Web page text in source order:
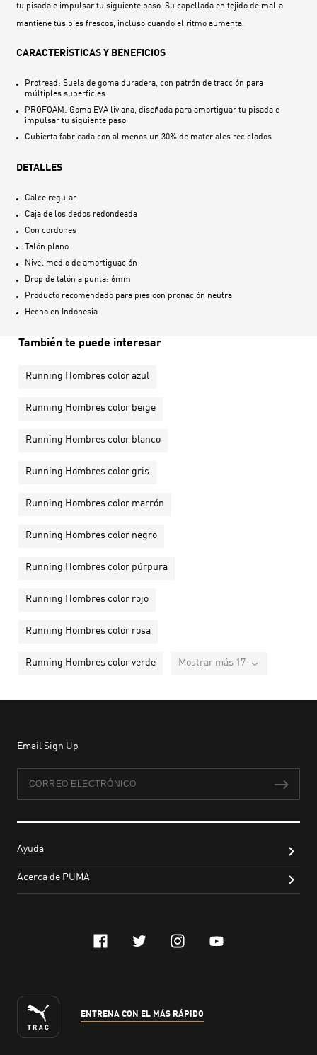
tu pisada e impulsar tu siguiente paso. Su capellada en tejido de malla
mantiene tus pies frescos, incluso cuando el ritmo aumenta.
CARACTERÍSTICAS Y BENEFICIOS
Protread: Suela de goma duradera, con patrón de tracción para
múltiples superficies
PROFOAM: Goma EVA liviana, diseñada para amortiguar tu pisada e
impulsar tu siguiente paso
Cubierta fabricada con al menos un 30% de materiales reciclados
DETALLES
Calce regular
Caja de los dedos redondeada
Con cordones
Talón plano
Nivel medio de amortiguación
Drop de talón a punta: 6mm
Producto recomendado para pies con pronación neutra
Hecho en
Indonesia
También te puede interesar
Running Hombres color azul
Running Hombres color beige
Running Hombres color blanco
Running Hombres color gris
Running Hombres color marrón
Running Hombres color negro
Running Hombres color púrpura
Running Hombres color rojo
Running Hombres color rosa
Running Hombres color verde Mostrar más 17